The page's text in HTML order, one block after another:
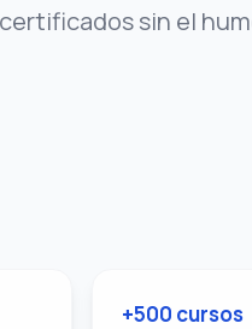
sin el
+500 cursos